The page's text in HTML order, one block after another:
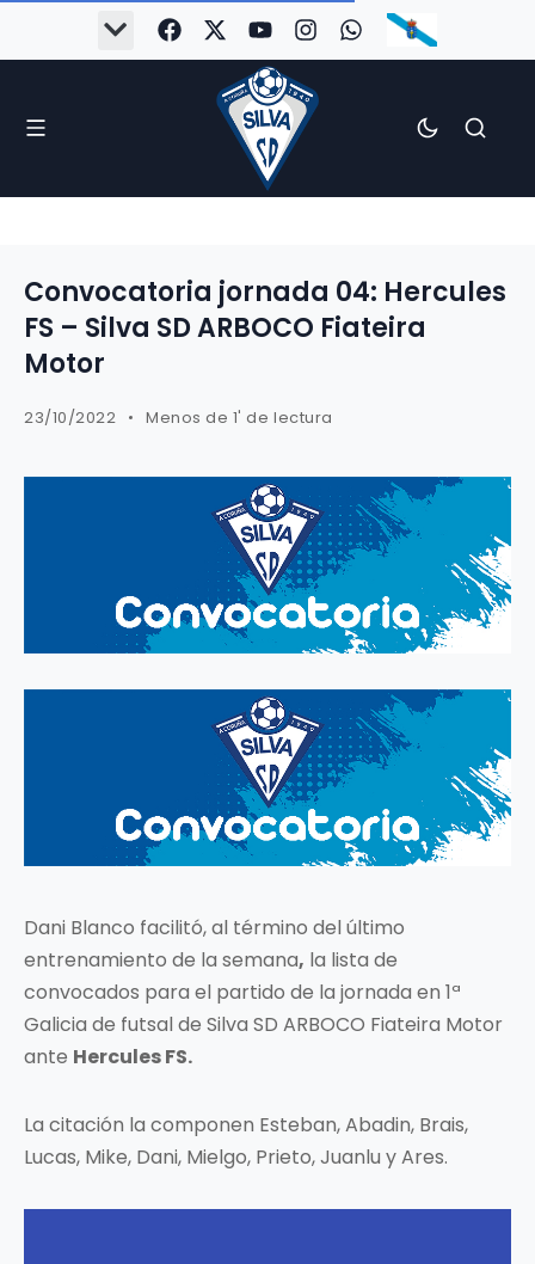
Convocatoria jornada 04: Hercules
FS – Silva SD ARBOCO Fiateira
Motor
23/10/2022 Menos de 1' de lectura
Dani Blanco facilitó, al término del último
entrenamiento de la semana, la lista de
convocados para el partido de la jornada en 1ª
Galicia de futsal de Silva SD ARBOCO Fiateira Motor
ante Hercules FS.
La citación la componen Esteban, Abadin, Brais,
Lucas, Mike, Dani, Mielgo, Prieto, Juanlu y Ares.